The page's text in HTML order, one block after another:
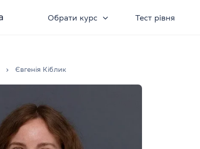
Обрати курс Тест рівня
Євгенія Кіблик